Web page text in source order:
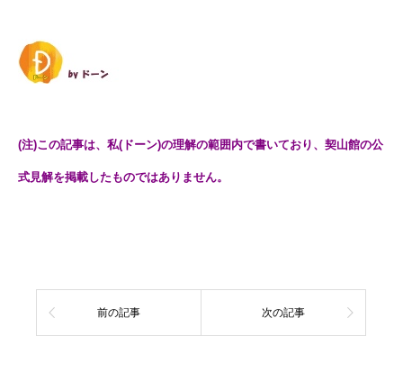
(注)この記事は、私(ドーン)の理解の範囲内で書いており、契山館の公
式見解を掲載したものではありません。
前の記事 次の記事